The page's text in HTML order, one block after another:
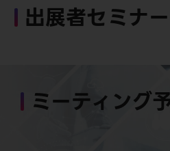
出展者セミナー
ミーティング